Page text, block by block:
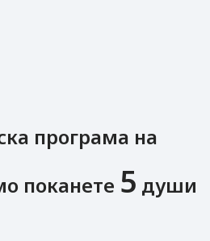
програма на
поканете 5 души